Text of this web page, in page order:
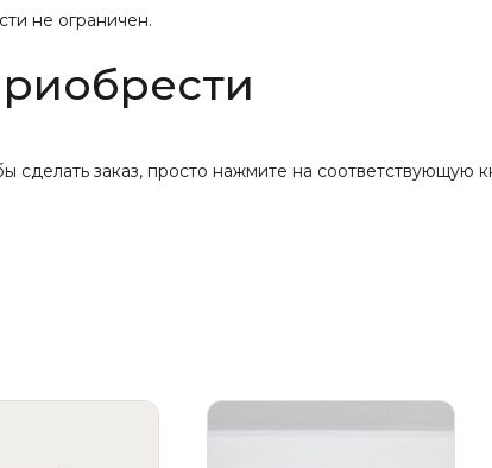
не ограничен.
заказ, просто нажмите на соответствующую